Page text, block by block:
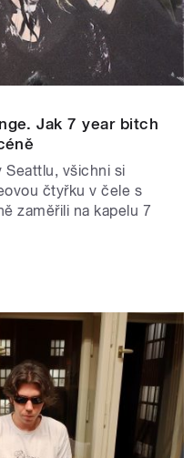
Jak 7 year bitch
Seattlu, všichni si
čtyřku v čele s
zaměřili na kapelu 7